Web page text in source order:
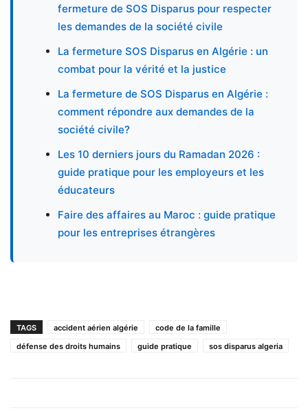
fermeture de SOS Disparus pour respecter
les demandes de la société civile
La fermeture SOS Disparus en Algérie : un
combat pour la vérité et la justice
La fermeture de SOS Disparus en Algérie :
comment répondre aux demandes de la
société civile?
Les 10 derniers jours du Ramadan 2026 :
guide pratique pour les employeurs et les
éducateurs
Faire des affaires au Maroc : guide pratique
pour les entreprises étrangères
TAGS accident aérien algérie
code de la famille
défense des droits humains
guide pratique sos disparus algeria